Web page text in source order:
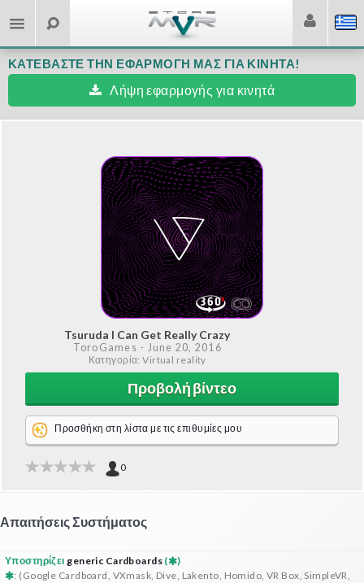
ΚΑΤΕΒΆΣΤΕ ΤΗΝ ΕΦΑΡΜΟΓΉ ΜΑΣ ΓΙΑ ΚΙΝΗΤΆ!
Λήψη εφαρμογής για κινητά
Tsuruda I Can Get Really Crazy
ToroGames - June 20, 2016
Κατηγορία: Virtual reality
Προβολή βίντεο
Προσθήκη στη λίστα με τις επιθυμίες μου
0
Απαιτήσεις Συστήματος
Υποστηρίζειgeneric Cardboards (
)
: (Google Cardboard, VXmask, Dive, Lakento, Homido, VR Box, SimpleVR,